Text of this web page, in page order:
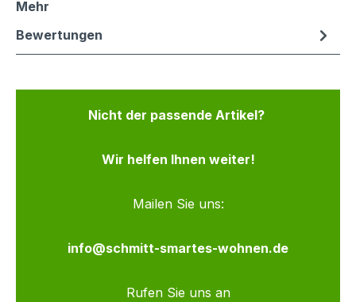
Mehr
Bewertungen
Nicht der passende Artikel?
Wir helfen Ihnen weiter!
Mailen Sie uns:
info@schmitt-smartes-wohnen.de
Rufen Sie uns an